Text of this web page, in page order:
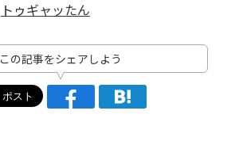
トゥギャッたん
この記事をシェアしよう